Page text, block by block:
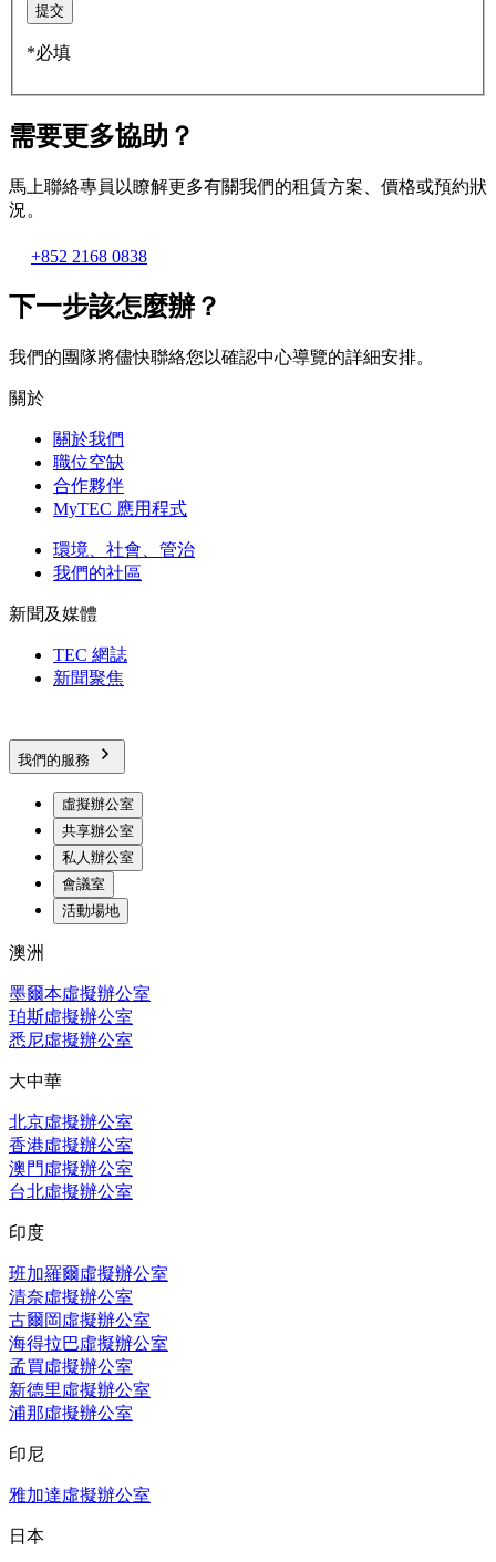
提交
*必填
需要更多協助？
馬上聯絡專員以瞭解更多有關我們的租賃方案、價格或預約狀
況。
+852 2168 0838
下一步該怎麼辦？
我們的團隊將儘快聯絡您以確認中心導覽的詳細安排。
關於
關於我們
職位空缺
合作夥伴
MyTEC 應用程式
環境、社會、管治
我們的社區
新聞及媒體
TEC 網誌
新聞聚焦
我們的服務
虛擬辦公室
共享辦公室
私人辦公室
會議室
活動場地
澳洲
墨爾本虛擬辦公室
珀斯虛擬辦公室
悉尼虛擬辦公室
大中華
北京虛擬辦公室
香港虛擬辦公室
澳門虛擬辦公室
台北虛擬辦公室
印度
班加羅爾虛擬辦公室
清奈虛擬辦公室
古爾岡虛擬辦公室
海得拉巴虛擬辦公室
孟買虛擬辦公室
新德里虛擬辦公室
浦那虛擬辦公室
印尼
雅加達虛擬辦公室
日本